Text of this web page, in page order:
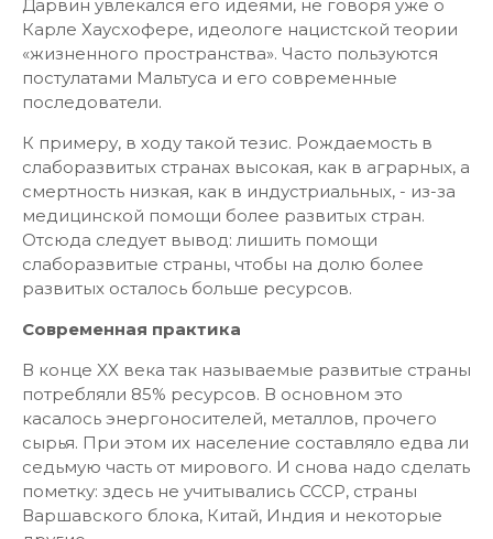
Дарвин увлекался его идеями, не говоря уже о
Карле Хаусхофере, идеологе нацистской теории
«жизненного пространства». Часто пользуются
постулатами Мальтуса и его современные
последователи.
К примеру, в ходу такой тезис. Рождаемость в
слаборазвитых странах высокая, как в аграрных, а
смертность низкая, как в индустриальных, - из-за
медицинской помощи более развитых стран.
Отсюда следует вывод: лишить помощи
слаборазвитые страны, чтобы на долю более
развитых осталось больше ресурсов.
Современная практика
В конце XX века так называемые развитые страны
потребляли 85% ресурсов. В основном это
касалось энергоносителей, металлов, прочего
сырья. При этом их население составляло едва ли
седьмую часть от мирового. И снова надо сделать
пометку: здесь не учитывались СССР, страны
Варшавского блока, Китай, Индия и некоторые